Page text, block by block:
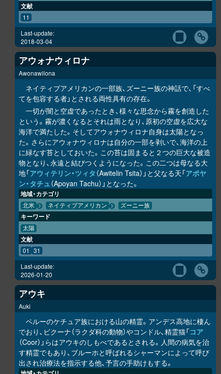
文献
11
Last-update:
2018-03-04
アウォナウィロナ
Awonawilona
ネイティブアメリカンの一部族、ズーニー族の神話で、「すべ
てを包容する者」とされる両性具有の存在。
一切が闇と空虚であったとき、様々な思念から霧を創造した
という。霧が濃くなるとそれは雨となり、原初の空虚を広大な
海洋で満たした。そしてアウォナウィロナ自身は太陽となっ
た。さらにアウォナウィロナは自分の一部を剥いで、海洋の上
に緑なす苔としておいた。この苔は固まると２つの巨大な被造
物となり、永遠と結びつくようになった。この二つは母なる大
地「アウィテリン・ツィタ （Awitelin Tsita）」と父なる天「アポヤ
ン・タチュ（Apoyan Tachu）」となった。
地域・カテゴリ
北米 ネイティブアメリカン ズーニー族
キーワード
太陽
文献
01 31
Last-update:
2026-01-20
アウキ
Auki
ペルーのケチュア族における山の精霊。アンデス高地に棲ん
でおり、ビクーナ（ラクダ科の動物）やコンドル、精霊猫「コア
（Coor）」らはアウキのしもべであるとされる。人間の病気を治
す精霊でもあり、ブルーホと呼ばれるシャーマンによって呼び
出され治療法を指示する他、予言の手助けもする。